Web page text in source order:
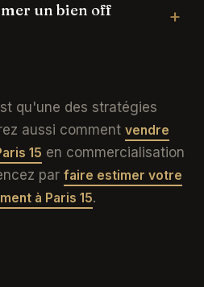
un bien off
qu'une des stratégies
aussi comment vendre
15 en commercialisation
par faire estimer votre
à Paris 15.